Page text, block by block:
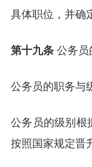
具体职位，并确
第十九条公务员
公务员的职务与
公务员的级别根
按照国家规定晋